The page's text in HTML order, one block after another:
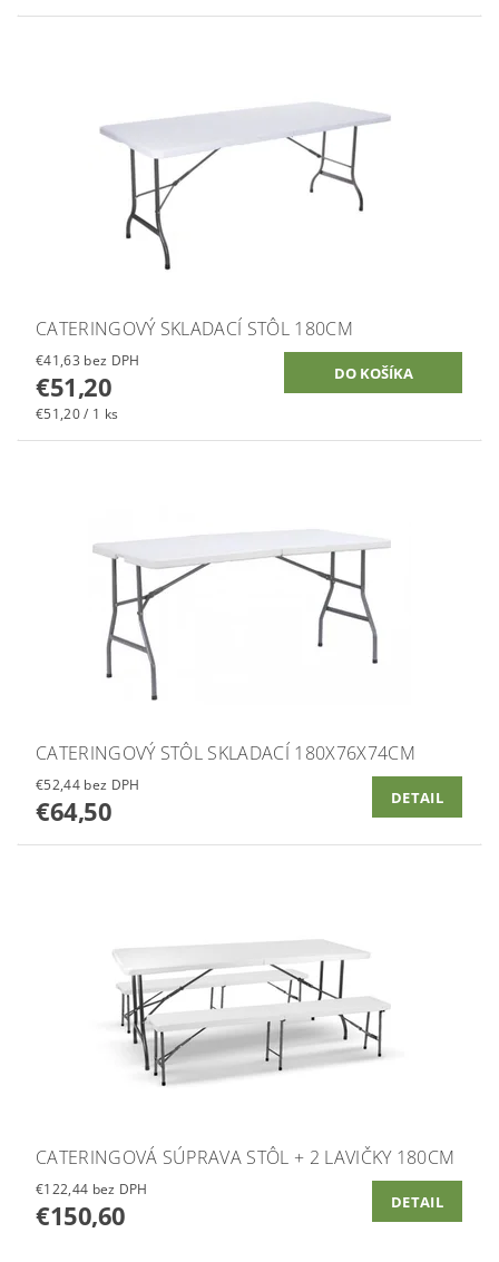
CATERINGOVÝ SKLADACÍ STÔL 180CM
€41,63 bez DPH
€51,20
€51,20 / 1 ks
CATERINGOVÝ STÔL SKLADACÍ 180X76X74CM
€52,44 bez DPH
€64,50 DETAIL
CATERINGOVÁ SÚPRAVA STÔL + 2 LAVIČKY 180CM
€122,44 bez DPH
€150,60 DETAIL